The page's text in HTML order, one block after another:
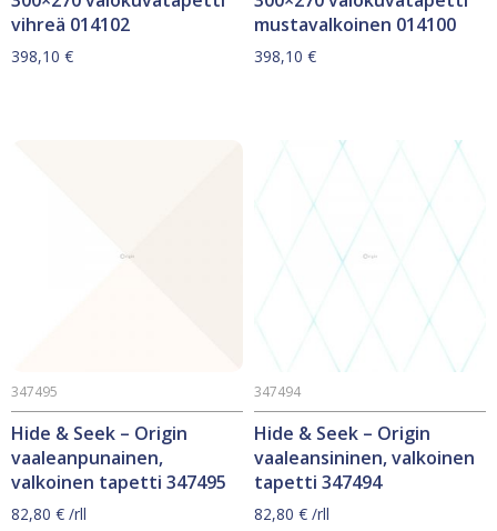
vihreä 014102
398,10 €
mustavalkoinen 014100
398,10 €
Hide & Seek – Origin
vaaleanpunainen,
valkoinen tapetti 347495
347495
82,80 € /rll
Hide & Seek – Origin
vaaleansininen, valkoinen
tapetti 347494
347494
82,80 € /rll